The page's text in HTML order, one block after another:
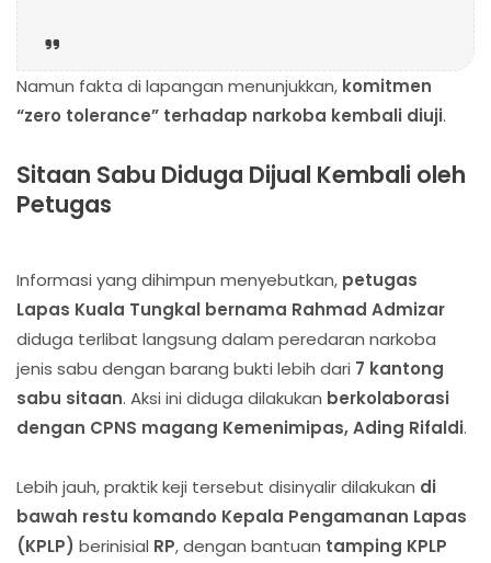
Namun fakta di lapangan menunjukkan, komitmen
“zero tolerance” terhadap narkoba kembali diuji.
Sitaan Sabu Diduga Dijual Kembali oleh
Petugas
Informasi yang dihimpun menyebutkan, petugas
Lapas Kuala Tungkal bernama Rahmad Admizar
diduga terlibat langsung dalam peredaran narkoba
jenis sabu dengan barang bukti lebih dari 7 kantong
sabu sitaan. Aksi ini diduga dilakukan berkolaborasi
dengan CPNS magang Kemenimipas, Ading Rifaldi.
Lebih jauh, praktik keji tersebut disinyalir dilakukan di
bawah restu komando Kepala Pengamanan Lapas
(KPLP) berinisial RP, dengan bantuan tamping KPLP